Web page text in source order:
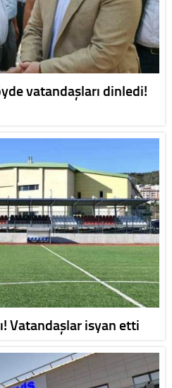
vatandaşları dinledi!
Vatandaşlar isyan etti